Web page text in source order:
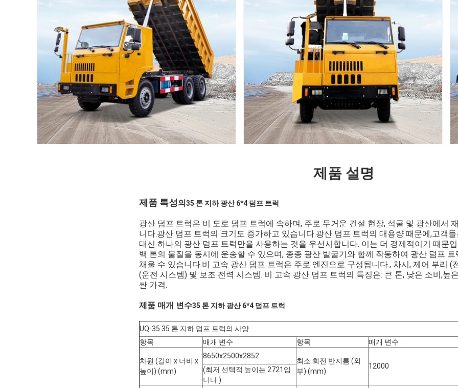
메시지를 남겨주세요
제품 설명
제품 특성의35 톤 지하 광산 6*4 덤프 트럭
광산 덤프 트럭은 비 도로 덤프 트럭에 속하며, 주로 무거운 건설 현장, 석굴 및 광산에서
니다.광산 덤프 트럭의 크기도 증가하고 있습니다.광산 덤프 트럭의 대용량 때문에,고객
대신 하나의 광산 덤프 트럭만을 사용하는 것을 우선시합니다. 이는 더 경제적이기 때문
백 톤의 물질을 동시에 운송할 수 있으며, 종종 광산 발굴기와 함께 작동하여 광산 덤프
채울 수 있습니다.비 고속 광산 덤프 트럭은 주로 엔진으로 구성됩니다., 차시, 제어 부리 (
(운전 시스템) 및 보조 전력 시스템. 비 고속 광산 덤프 트럭의 특징은: 큰 톤, 낮은 소비,높
싼 가격.
제품 매개 변수35 톤 지하 광산 6*4 덤프 트럭
UQ-35 35 톤 지하 덤프 트럭의 사양
항목
매개 변수 항목 매개 변수
차원 (길이 x 너비 x
높이) (mm)
8650x2500x2852
최소 회전 반지름 (외
부) (mm)
12000
(최저 선택적 높이는 2721입
니다.)